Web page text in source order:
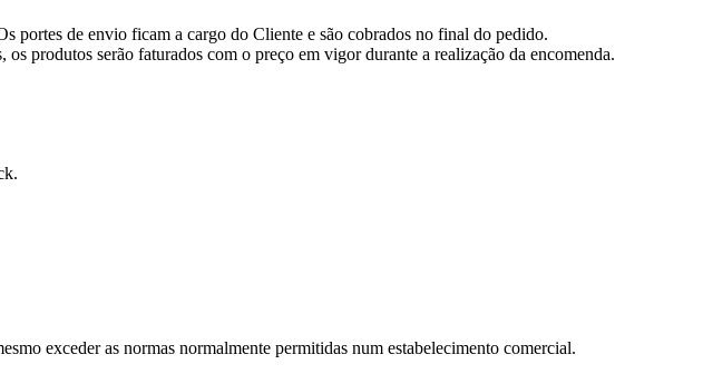
portes de envio ficam a cargo do Cliente e são cobrados no final do pedido.
produtos serão faturados com o preço em vigor durante a realização da encomenda.
exceder as normas normalmente permitidas num estabelecimento comercial.